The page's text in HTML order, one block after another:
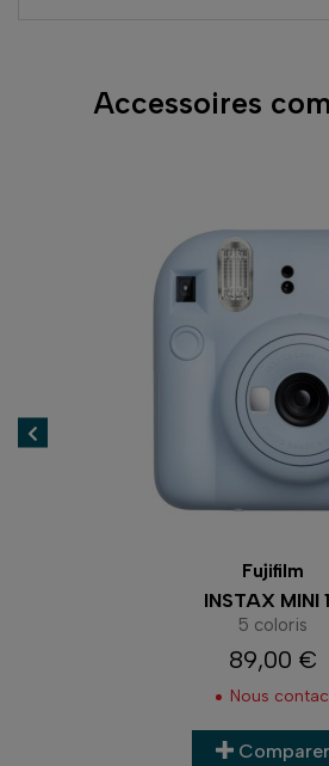
Accessoires
Fujifilm
INSTAX MINI
5 coloris
Prix
89,00 €
Nous
Comparer